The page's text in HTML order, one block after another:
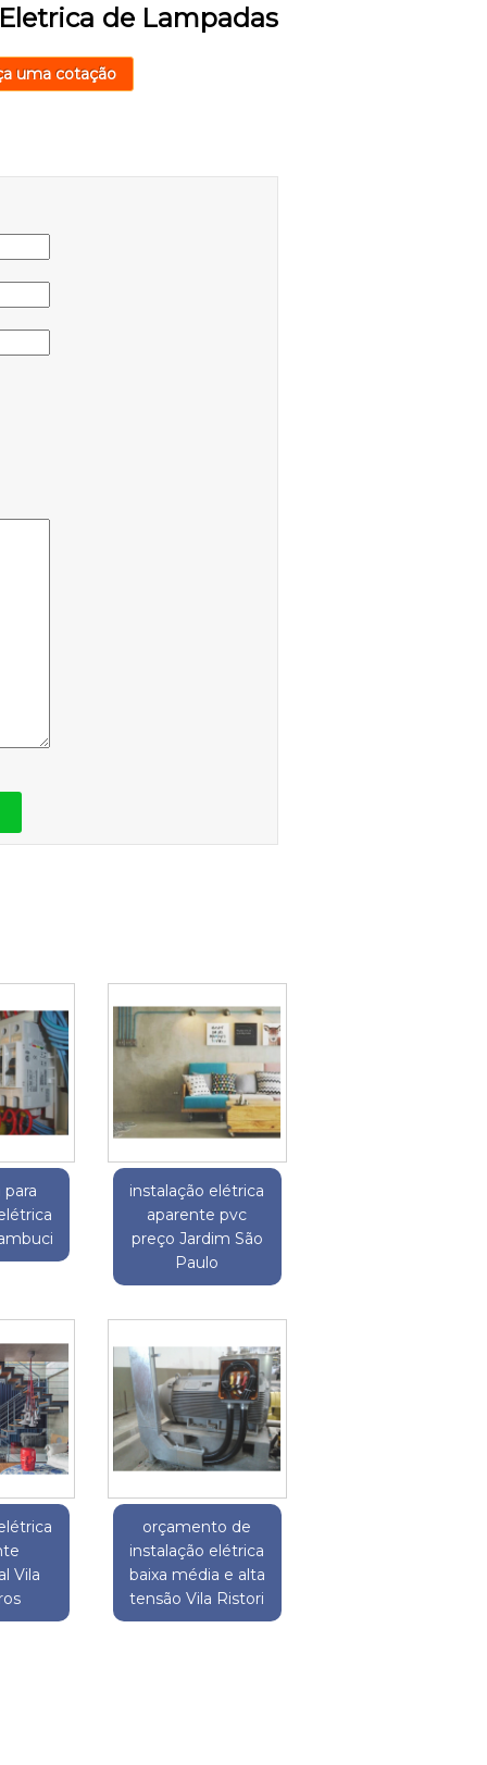
de Lampadas
uma cotação
instalação elétrica
aparente pvc
preço Jardim São
Paulo
Vila
orçamento de
instalação elétrica
baixa média e alta
tensão Vila Ristori